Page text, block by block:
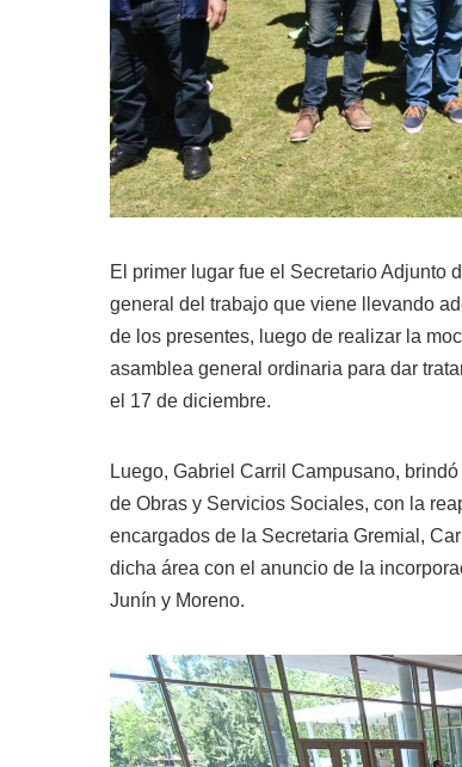
El primer lugar fue el Secretario Adjunto
general del trabajo que viene llevando
de los presentes, luego de realizar la
asamblea general ordinaria para dar
el 17 de diciembre.
Luego, Gabriel Carril Campusano,
de Obras y Servicios Sociales, con la
encargados de la Secretaria Gremial,
dicha área con el anuncio de la
Junín y Moreno.